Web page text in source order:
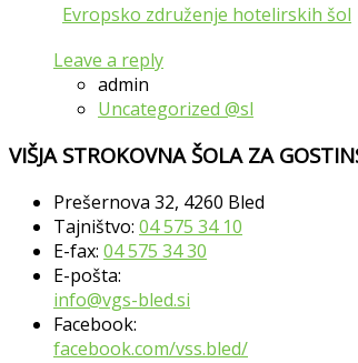
Evropsko združenje hotelirskih šol
Leave a reply
admin
Uncategorized @sl
VIŠJA STROKOVNA ŠOLA ZA
Prešernova 32, 4260 Bled
Tajništvo: 04 575 34 10
E-fax: 04 575 34 30
E-pošta:
info@vgs-bled.si
Facebook:
facebook.com/vss.bled/